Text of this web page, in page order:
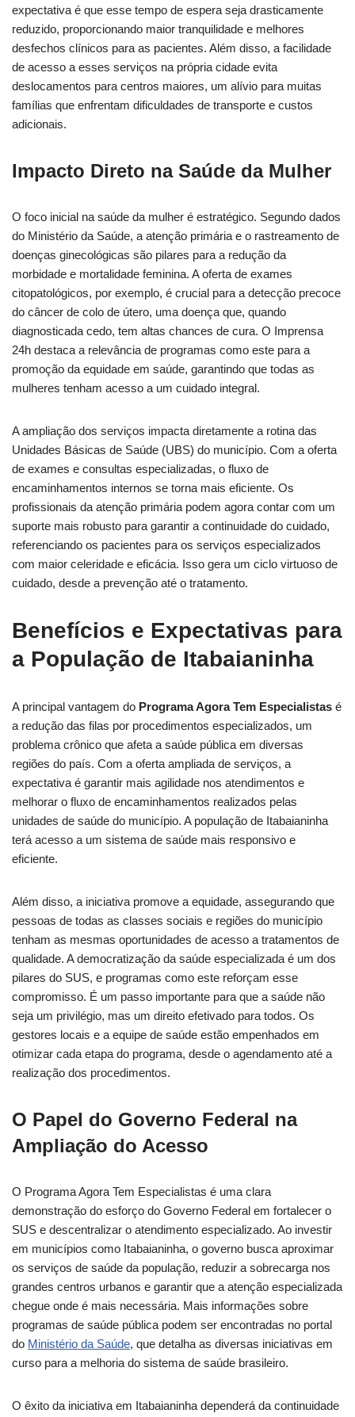
expectativa é que esse tempo de espera seja drasticamente
reduzido, proporcionando maior tranquilidade e melhores
desfechos clínicos para as pacientes. Além disso, a facilidade
de acesso a esses serviços na própria cidade evita
deslocamentos para centros maiores, um alívio para muitas
famílias que enfrentam dificuldades de transporte e custos
adicionais.
Impacto Direto na Saúde da Mulher
O foco inicial na saúde da mulher é estratégico. Segundo dados
do Ministério da Saúde, a atenção primária e o rastreamento de
doenças ginecológicas são pilares para a redução da
morbidade e mortalidade feminina. A oferta de exames
citopatológicos, por exemplo, é crucial para a detecção precoce
do câncer de colo de útero, uma doença que, quando
diagnosticada cedo, tem altas chances de cura. O Imprensa
24h destaca a relevância de programas como este para a
promoção da equidade em saúde, garantindo que todas as
mulheres tenham acesso a um cuidado integral.
A ampliação dos serviços impacta diretamente a rotina das
Unidades Básicas de Saúde (UBS) do município. Com a oferta
de exames e consultas especializadas, o fluxo de
encaminhamentos internos se torna mais eficiente. Os
profissionais da atenção primária podem agora contar com um
suporte mais robusto para garantir a continuidade do cuidado,
referenciando os pacientes para os serviços especializados
com maior celeridade e eficácia. Isso gera um ciclo virtuoso de
cuidado, desde a prevenção até o tratamento.
Benefícios e Expectativas para
a População de Itabaianinha
A principal vantagem do Programa Agora Tem Especialistas é
a redução das filas por procedimentos especializados, um
problema crônico que afeta a saúde pública em diversas
regiões do país. Com a oferta ampliada de serviços, a
expectativa é garantir mais agilidade nos atendimentos e
melhorar o fluxo de encaminhamentos realizados pelas
unidades de saúde do município. A população de Itabaianinha
terá acesso a um sistema de saúde mais responsivo e
eficiente.
Além disso, a iniciativa promove a equidade, assegurando que
pessoas de todas as classes sociais e regiões do município
tenham as mesmas oportunidades de acesso a tratamentos de
qualidade. A democratização da saúde especializada é um dos
pilares do SUS, e programas como este reforçam esse
compromisso. É um passo importante para que a saúde não
seja um privilégio, mas um direito efetivado para todos. Os
gestores locais e a equipe de saúde estão empenhados em
otimizar cada etapa do programa, desde o agendamento até a
realização dos procedimentos.
O Papel do Governo Federal na
Ampliação do Acesso
O Programa Agora Tem Especialistas é uma clara
demonstração do esforço do Governo Federal em fortalecer o
SUS e descentralizar o atendimento especializado. Ao investir
em municípios como Itabaianinha, o governo busca aproximar
os serviços de saúde da população, reduzir a sobrecarga nos
grandes centros urbanos e garantir que a atenção especializada
chegue onde é mais necessária. Mais informações sobre
programas de saúde pública podem ser encontradas no portal
do Ministério da Saúde, que detalha as diversas iniciativas em
curso para a melhoria do sistema de saúde brasileiro.
O êxito da iniciativa em Itabaianinha dependerá da continuidade